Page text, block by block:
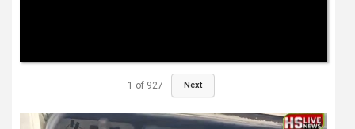
1 of 927 Next